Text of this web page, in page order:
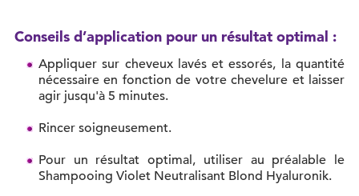
Conseils d’application pour un résultat optimal :
Appliquer sur cheveux lavés et essorés, la quantité
nécessaire en fonction de votre chevelure et laisser
agir jusqu'à 5 minutes.
Rincer soigneusement.
Pour un résultat optimal, utiliser au préalable le
Shampooing Violet Neutralisant Blond Hyaluronik.